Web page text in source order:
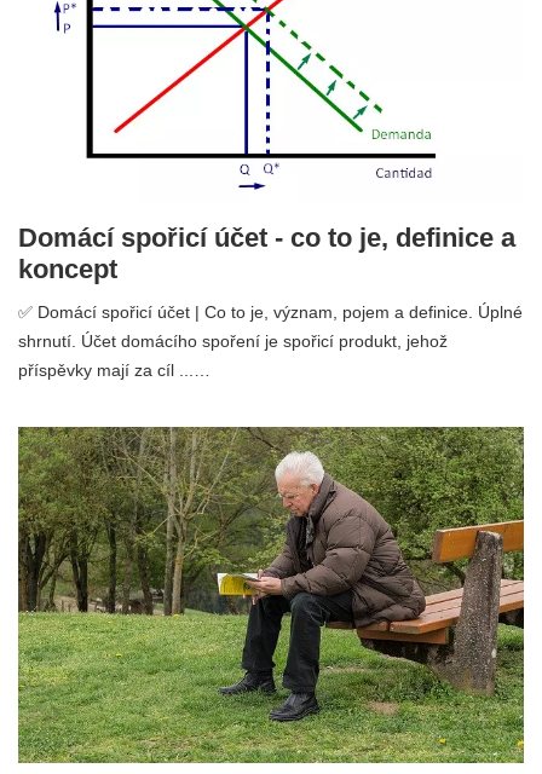
Domácí spořicí účet - co to je, definice a
koncept
✅ Domácí spořicí účet | Co to je, význam, pojem a definice. Úplné
shrnutí. Účet domácího spoření je spořicí produkt, jehož
příspěvky mají za cíl ...…